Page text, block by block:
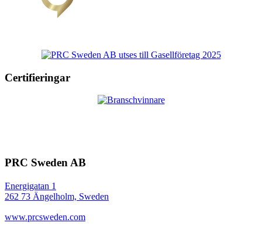
Certifieringar
PRC Sweden AB
Energigatan 1
262 73 Ängelholm, Sweden
www.prcsweden.com